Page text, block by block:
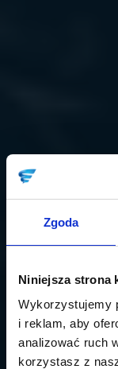
Zgoda
Niniejsza strona
Wykorzystujemy
i reklam, aby
analizować ruch
korzystasz z